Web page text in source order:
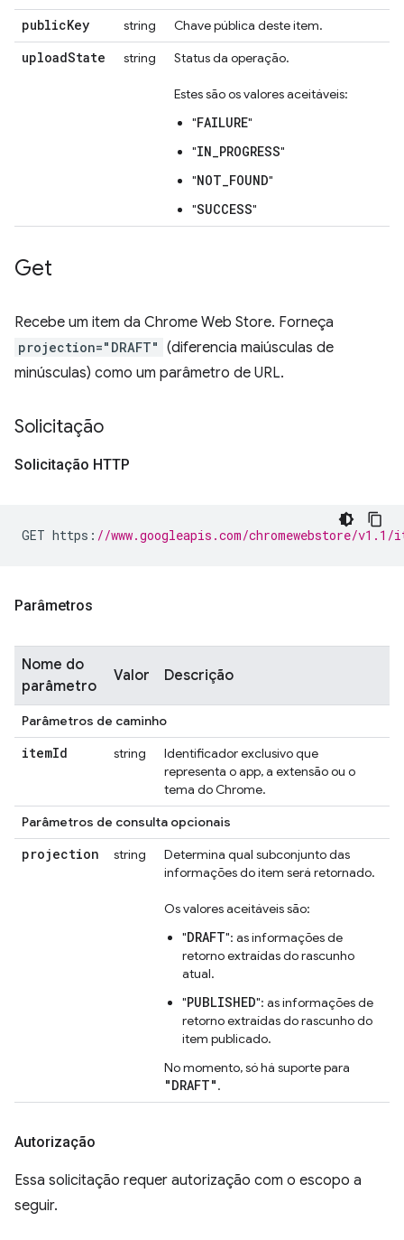
publicKey string Chave pública deste item.
uploadState string Status da operação.
Estes são os valores aceitáveis:
"FAILURE"
"IN_PROGRESS"
"NOT_FOUND"
"SUCCESS"
Get
Recebe um item da Chrome Web Store. Forneça
projection="DRAFT" (diferencia maiúsculas de
minúsculas) como um parâmetro de URL.
Solicitação
Solicitação HTTP
GET https : //www.googleapis.com/chromewebstore/
Parâmetros
Nome do
parâmetro
Valor Descrição
Parâmetros de caminho
itemId string
Identificador exclusivo que
representa o app, a extensão ou o
tema do Chrome.
Parâmetros de consulta opcionais
projection string
Determina qual subconjunto das
informações do item será retornado.
Os valores aceitáveis são:
"DRAFT": as informações de
retorno extraídas do rascunho
atual.
"PUBLISHED": as informações de
retorno extraídas do rascunho do
item publicado.
No momento, só há suporte para
"DRAFT".
Autorização
Essa solicitação requer autorização com o escopo a
seguir.